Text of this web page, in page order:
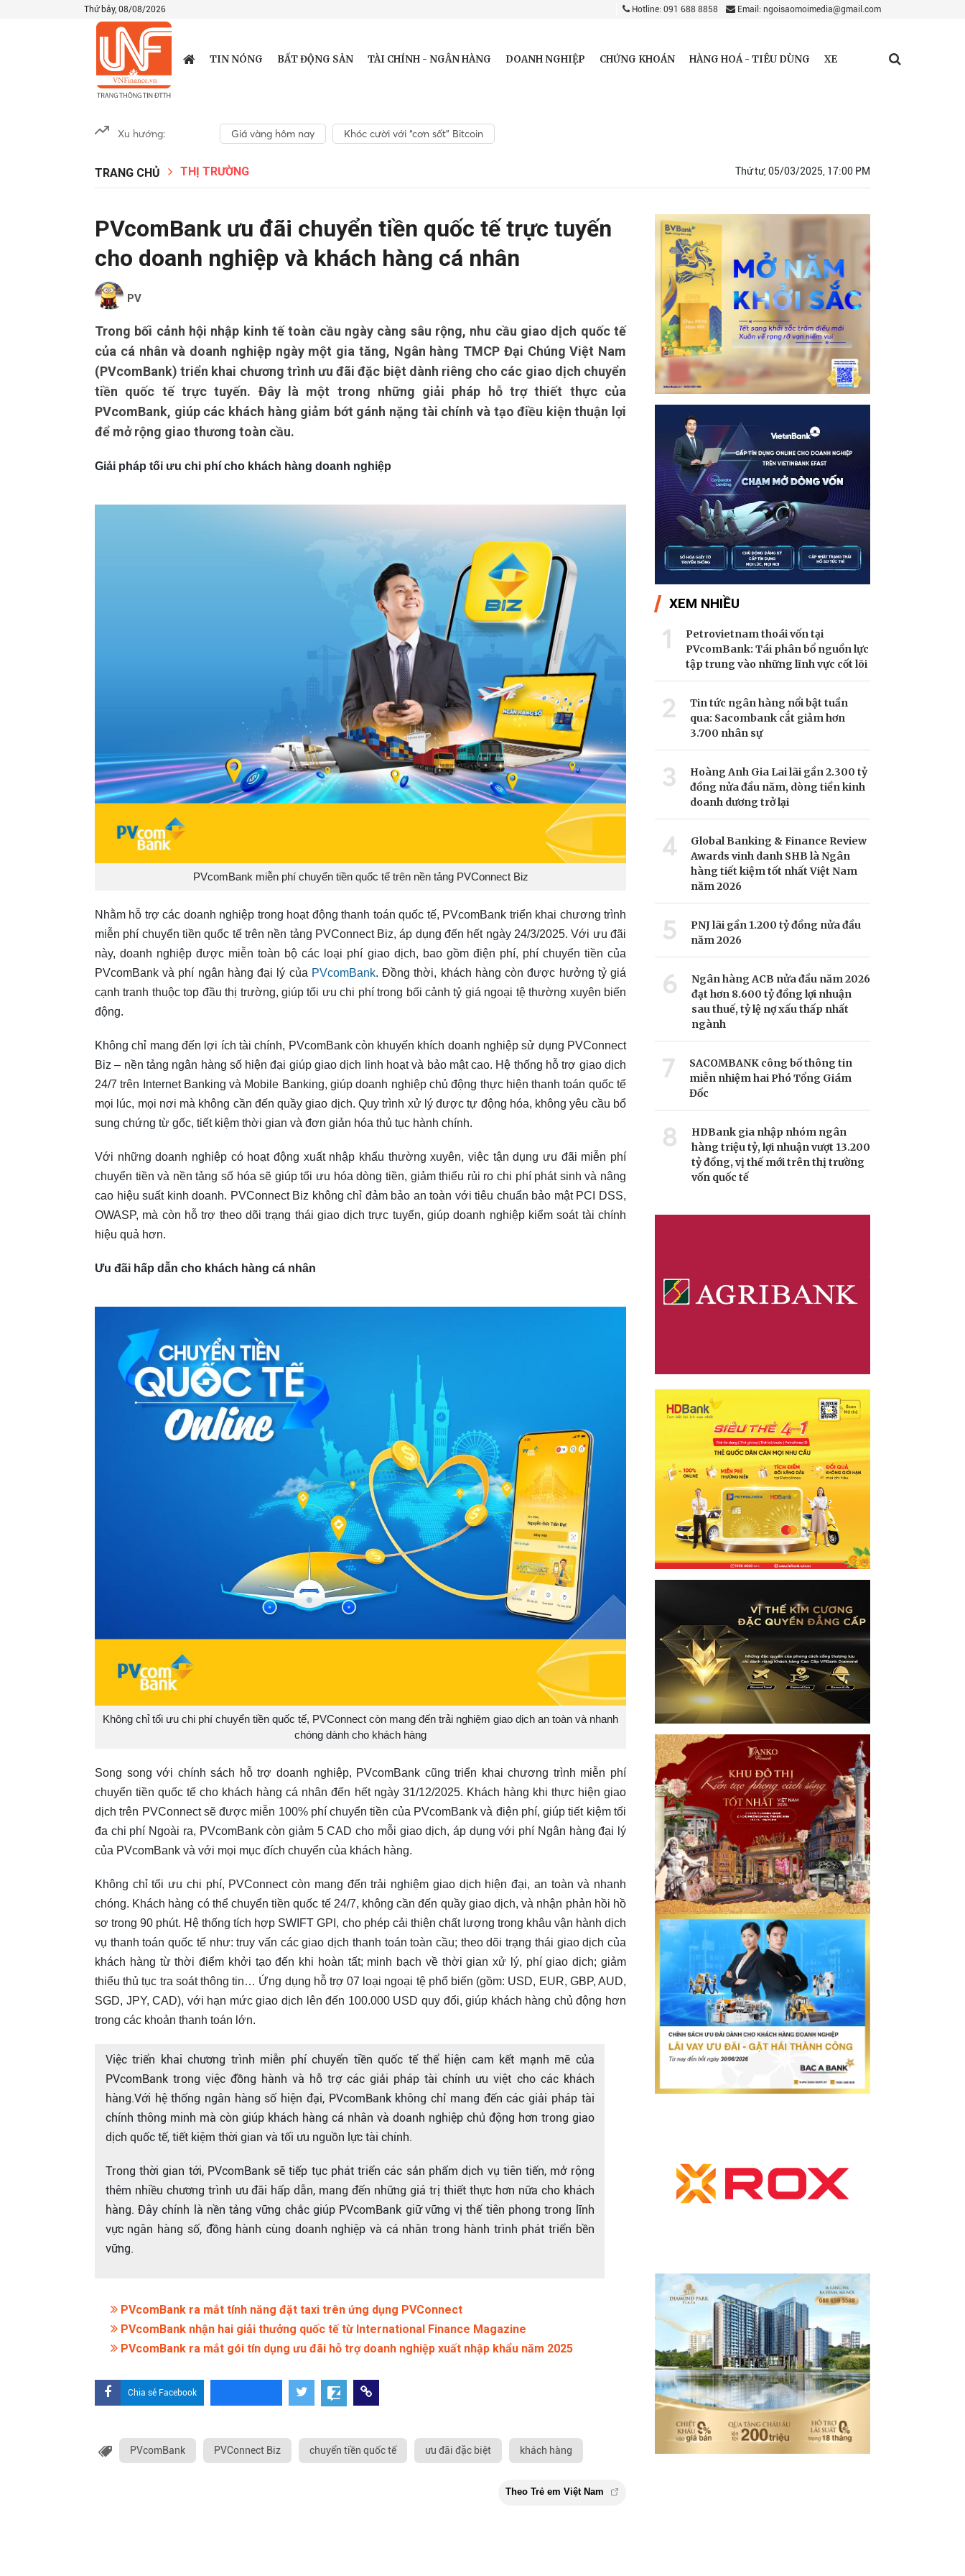
Thứ bảy, 08/08/2026 Hotline: 091 688 8858 Email: ngoisaomoimedia@gmail.com
TIN NÓNG BẤT ĐỘNG SẢN TÀI CHÍNH - NGÂN HÀNG DOANH NGHIỆP CHỨNG KHOÁN HÀNG HOÁ - TIÊU DÙNG XE
Xu hướng: Giá vàng hôm nay Khóc cười với “cơn sốt” Bitcoin
TRANG CHỦ THỊ TRƯỜNG Thứ tư, 05/03/2025, 17:00 PM
PVcomBank ưu đãi chuyển tiền quốc tế trực tuyến
cho doanh nghiệp và khách hàng cá nhân
PV
Trong bối cảnh hội nhập kinh tế toàn cầu ngày càng sâu rộng, nhu cầu giao dịch quốc tế
của cá nhân và doanh nghiệp ngày một gia tăng, Ngân hàng TMCP Đại Chúng Việt Nam
(PVcomBank) triển khai chương trình ưu đãi đặc biệt dành riêng cho các giao dịch chuyển
tiền quốc tế trực tuyến. Đây là một trong những giải pháp hỗ trợ thiết thực của
PVcomBank, giúp các khách hàng giảm bớt gánh nặng tài chính và tạo điều kiện thuận lợi
để mở rộng giao thương toàn cầu.
Giải pháp tối ưu chi phí cho khách hàng doanh nghiệp
PVcomBank miễn phí chuyển tiền quốc tế trên nền tảng PVConnect Biz
Nhằm hỗ trợ các doanh nghiệp trong hoạt động thanh toán quốc tế, PVcomBank triển khai chương trình
miễn phí chuyển tiền quốc tế trên nền tảng PVConnect Biz, áp dụng đến hết ngày 24/3/2025. Với ưu đãi
này, doanh nghiệp được miễn toàn bộ các loại phí giao dịch, bao gồm điện phí, phí chuyển tiền của
PVcomBank và phí ngân hàng đại lý của PVcomBank. Đồng thời, khách hàng còn được hưởng tỷ giá
cạnh tranh thuộc top đầu thị trường, giúp tối ưu chi phí trong bối cảnh tỷ giá ngoại tệ thường xuyên biến
động.
Không chỉ mang đến lợi ích tài chính, PVcomBank còn khuyến khích doanh nghiệp sử dụng PVConnect
Biz – nền tảng ngân hàng số hiện đại giúp giao dịch linh hoạt và bảo mật cao. Hệ thống hỗ trợ giao dịch
24/7 trên Internet Banking và Mobile Banking, giúp doanh nghiệp chủ động thực hiện thanh toán quốc tế
mọi lúc, mọi nơi mà không cần đến quầy giao dịch. Quy trình xử lý được tự động hóa, không yêu cầu bổ
sung chứng từ gốc, tiết kiệm thời gian và đơn giản hóa thủ tục hành chính.
Với những doanh nghiệp có hoạt động xuất nhập khẩu thường xuyên, việc tận dụng ưu đãi miễn phí
chuyển tiền và nền tảng số hóa sẽ giúp tối ưu hóa dòng tiền, giảm thiểu rủi ro chi phí phát sinh và nâng
cao hiệu suất kinh doanh. PVConnect Biz không chỉ đảm bảo an toàn với tiêu chuẩn bảo mật PCI DSS,
OWASP, mà còn hỗ trợ theo dõi trạng thái giao dịch trực tuyến, giúp doanh nghiệp kiểm soát tài chính
hiệu quả hơn.
Ưu đãi hấp dẫn cho khách hàng cá nhân
Không chỉ tối ưu chi phí chuyển tiền quốc tế, PVConnect còn mang đến trải nghiệm giao dịch an toàn và nhanh
chóng dành cho khách hàng
Song song với chính sách hỗ trợ doanh nghiệp, PVcomBank cũng triển khai chương trình miễn phí
chuyển tiền quốc tế cho khách hàng cá nhân đến hết ngày 31/12/2025. Khách hàng khi thực hiện giao
dịch trên PVConnect sẽ được miễn 100% phí chuyển tiền của PVcomBank và điện phí, giúp tiết kiệm tối
đa chi phí Ngoài ra, PVcomBank còn giảm 5 CAD cho mỗi giao dịch, áp dụng với phí Ngân hàng đại lý
của PVcomBank và với mọi mục đích chuyển của khách hàng.
Không chỉ tối ưu chi phí, PVConnect còn mang đến trải nghiệm giao dịch hiện đại, an toàn và nhanh
chóng. Khách hàng có thể chuyển tiền quốc tế 24/7, không cần đến quầy giao dịch, và nhận phản hồi hồ
sơ trong 90 phút. Hệ thống tích hợp SWIFT GPI, cho phép cải thiện chất lượng trong khâu vận hành dịch
vụ thanh toán quốc tế như: truy vấn các giao dịch thanh toán toàn cầu; theo dõi trạng thái giao dịch của
khách hàng từ thời điểm khởi tạo đến khi hoàn tất; minh bạch về thời gian xử lý, phí giao dịch; giảm
thiểu thủ tục tra soát thông tin… Ứng dụng hỗ trợ 07 loại ngoại tệ phổ biến (gồm: USD, EUR, GBP, AUD,
SGD, JPY, CAD), với hạn mức giao dịch lên đến 100.000 USD quy đổi, giúp khách hàng chủ động hơn
trong các khoản thanh toán lớn.
Việc triển khai chương trình miễn phí chuyển tiền quốc tế thể hiện cam kết mạnh mẽ của
PVcomBank trong việc đồng hành và hỗ trợ các giải pháp tài chính ưu việt cho các khách
hàng.Với hệ thống ngân hàng số hiện đại, PVcomBank không chỉ mang đến các giải pháp tài
chính thông minh mà còn giúp khách hàng cá nhân và doanh nghiệp chủ động hơn trong giao
dịch quốc tế, tiết kiệm thời gian và tối ưu nguồn lực tài chính.
Trong thời gian tới, PVcomBank sẽ tiếp tục phát triển các sản phẩm dịch vụ tiên tiến, mở rộng
thêm nhiều chương trình ưu đãi hấp dẫn, mang đến những giá trị thiết thực hơn nữa cho khách
hàng. Đây chính là nền tảng vững chắc giúp PVcomBank giữ vững vị thế tiên phong trong lĩnh
vực ngân hàng số, đồng hành cùng doanh nghiệp và cá nhân trong hành trình phát triển bền
vững.
PVcomBank ra mắt tính năng đặt taxi trên ứng dụng PVConnect
PVcomBank nhận hai giải thưởng quốc tế từ International Finance Magazine
PVcomBank ra mắt gói tín dụng ưu đãi hỗ trợ doanh nghiệp xuất nhập khẩu năm 2025
Chia sẻ Facebook
PVcomBank PVConnect Biz chuyển tiền quốc tế ưu đãi đặc biệt khách hàng
XEM NHIỀU
1
Petrovietnam thoái vốn tại
PVcomBank: Tái phân bổ nguồn lực
tập trung vào những lĩnh vực cốt lõi
2
Tin tức ngân hàng nổi bật tuần
qua: Sacombank cắt giảm hơn
3.700 nhân sự
3
Hoàng Anh Gia Lai lãi gần 2.300 tỷ
đồng nửa đầu năm, dòng tiền kinh
doanh dương trở lại
4
Global Banking & Finance Review
Awards vinh danh SHB là Ngân
hàng tiết kiệm tốt nhất Việt Nam
năm 2026
5
PNJ lãi gần 1.200 tỷ đồng nửa đầu
năm 2026
6
Ngân hàng ACB nửa đầu năm 2026
đạt hơn 8.600 tỷ đồng lợi nhuận
sau thuế, tỷ lệ nợ xấu thấp nhất
ngành
7
SACOMBANK công bố thông tin
miễn nhiệm hai Phó Tổng Giám
Đốc
8
HDBank gia nhập nhóm ngân
hàng triệu tỷ, lợi nhuận vượt 13.200
tỷ đồng, vị thế mới trên thị trường
vốn quốc tế